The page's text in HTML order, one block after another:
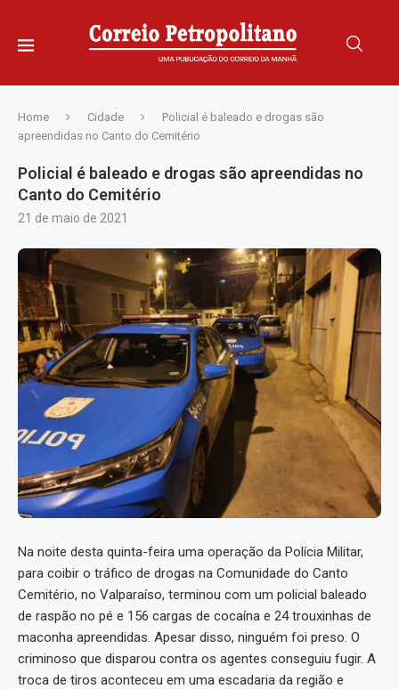
Home Cidade
Policial é baleado e drogas são
apreendidas no Canto do Cemitério
Policial é baleado e drogas são apreendidas no
Canto do Cemitério
21 de maio de 2021
Na noite desta quinta-feira uma operação da Polícia Militar,
para coibir o tráfico de drogas na Comunidade do Canto
Cemitério, no Valparaíso, terminou com um policial baleado
de raspão no pé e 156 cargas de cocaína e 24 trouxinhas de
maconha apreendidas. Apesar disso, ninguém foi preso. O
criminoso que disparou contra os agentes conseguiu fugir. A
troca de tiros aconteceu em uma escadaria da região e